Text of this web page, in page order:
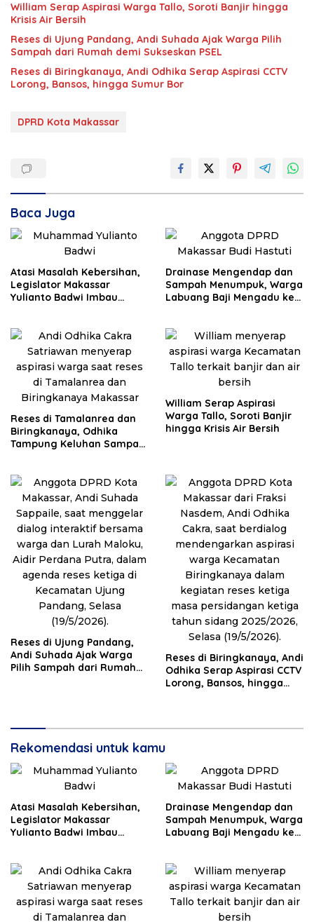
William Serap Aspirasi Warga Tallo, Soroti Banjir hingga
Krisis Air Bersih
Reses di Ujung Pandang, Andi Suhada Ajak Warga Pilih
Sampah dari Rumah demi Sukseskan PSEL
Reses di Biringkanaya, Andi Odhika Serap Aspirasi CCTV
Lorong, Bansos, hingga Sumur Bor
DPRD Kota Makassar
Baca Juga
Atasi Masalah Kebersihan,
Legislator Makassar
Yulianto Badwi Imbau
Drainase Mengendap dan
Sampah Menumpuk, Warga
Labuang Baji Mengadu ke
Reses di Tamalanrea dan
Biringkanaya, Odhika
Tampung Keluhan Sampah
William Serap Aspirasi
Warga Tallo, Soroti Banjir
hingga Krisis Air Bersih
Reses di Ujung Pandang,
Andi Suhada Ajak Warga
Pilih Sampah dari Rumah
Reses di Biringkanaya, Andi
Odhika Serap Aspirasi CCTV
Lorong, Bansos, hingga
Rekomendasi untuk kamu
Atasi Masalah Kebersihan,
Legislator Makassar
Yulianto Badwi Imbau
Drainase Mengendap dan
Sampah Menumpuk, Warga
Labuang Baji Mengadu ke